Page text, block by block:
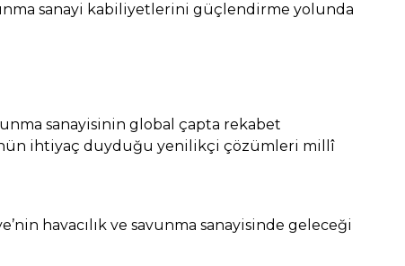
sanayi kabiliyetlerini güçlendirme yolunda
sanayisinin global çapta rekabet
ihtiyaç duyduğu yenilikçi çözümleri millî
havacılık ve savunma sanayisinde geleceği